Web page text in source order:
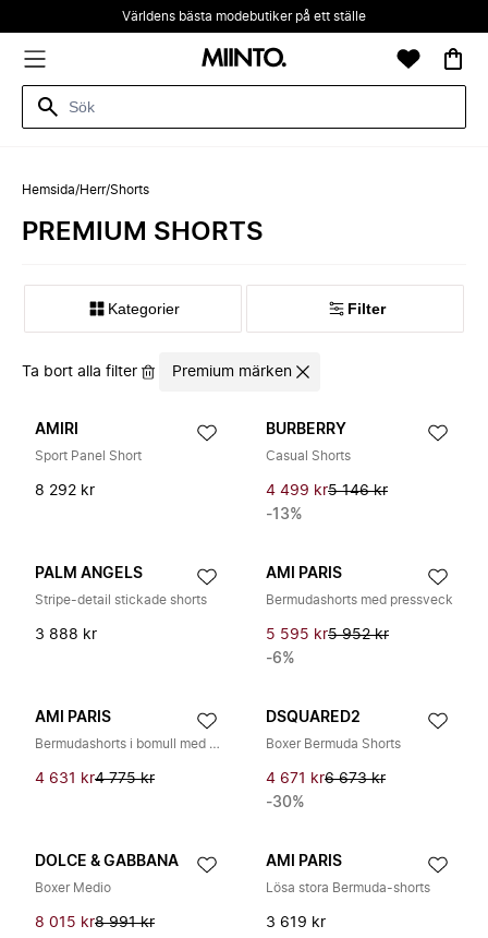
Världens bästa modebutiker på ett ställe
Hemsida/Herr/Shorts
PREMIUM SHORTS
Kategorier Filter
Ta bort alla filter Premium märken
AMIRI
Sport Panel Short
8 292 kr
BURBERRY
Casual Shorts
4 499 kr5 146 kr
-13%
PALM ANGELS
Stripe-detail stickade shorts
3 888 kr
AMI PARIS
Bermudashorts med pressveck
5 595 kr5 952 kr
-6%
AMI PARIS
Bermudashorts i bomull med lägg
4 631 kr4 775 kr
DSQUARED2
Boxer Bermuda Shorts
4 671 kr6 673 kr
-30%
DOLCE & GABBANA
Boxer Medio
8 015 kr8 991 kr
AMI PARIS
Lösa stora Bermuda-shorts
3 619 kr